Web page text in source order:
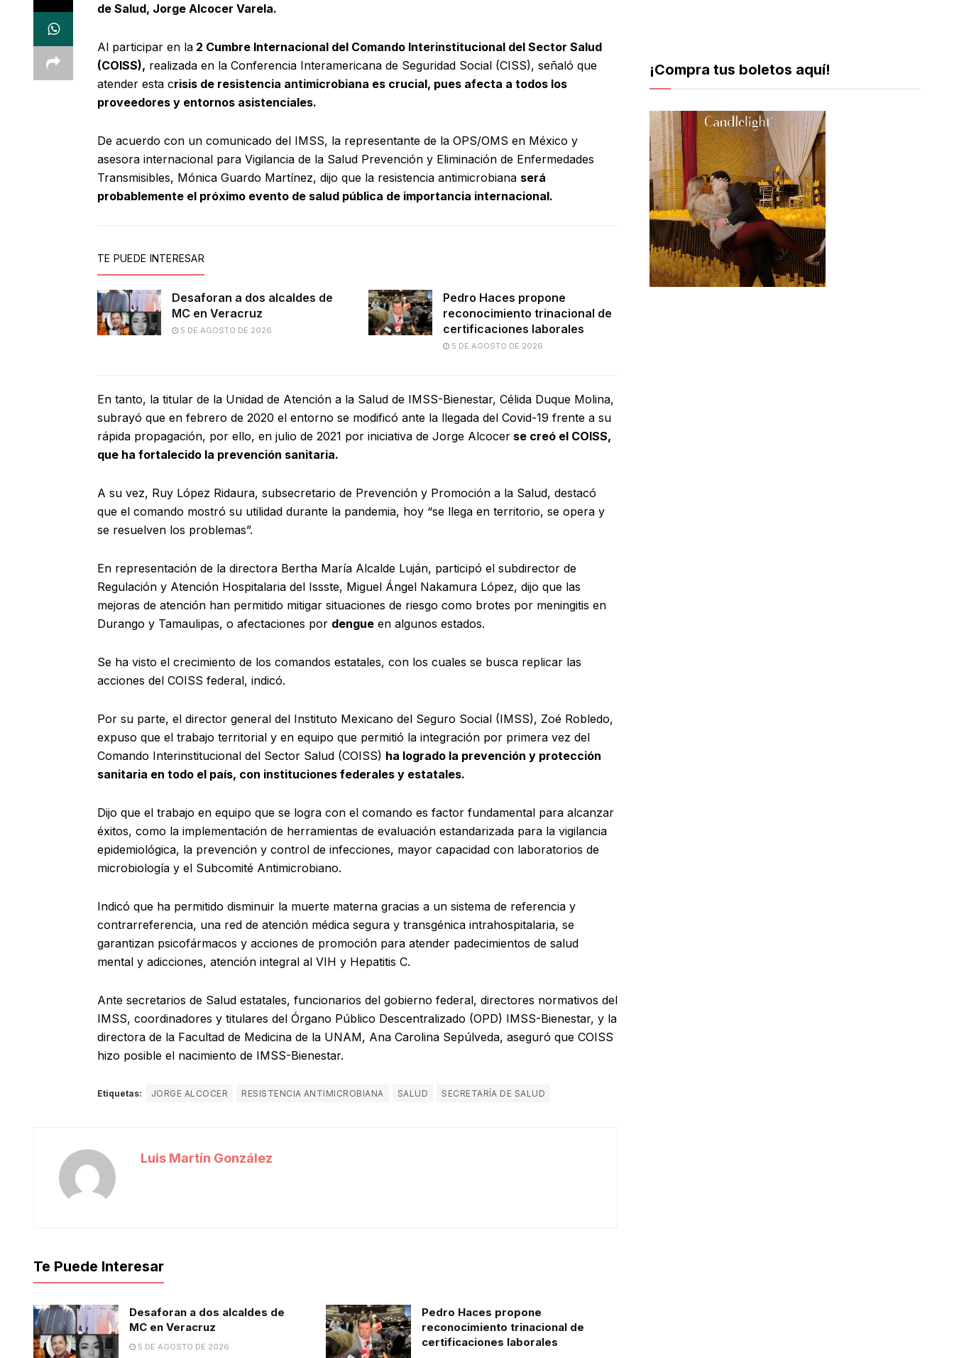
de Salud, Jorge Alcocer Varela.
Al participar en la 2 Cumbre Internacional del Comando Interinstitucional del Sector Salud
(COISS), realizada en la Conferencia Interamericana de Seguridad Social (CISS), señaló que
atender esta crisis de resistencia antimicrobiana es crucial, pues afecta a todos los
proveedores y entornos asistenciales.
De acuerdo con un comunicado del IMSS, la representante de la OPS/OMS en México y
asesora internacional para Vigilancia de la Salud Prevención y Eliminación de Enfermedades
Transmisibles, Mónica Guardo Martínez, dijo que la resistencia antimicrobiana será
probablemente el próximo evento de salud pública de importancia internacional.
TE PUEDE INTERESAR
Desaforan a dos alcaldes de
MC en Veracruz
5 DE AGOSTO DE 2026
Pedro Haces propone
reconocimiento trinacional de
certificaciones laborales
5 DE AGOSTO DE 2026
En tanto, la titular de la Unidad de Atención a la Salud de IMSS-Bienestar, Célida Duque Molina,
subrayó que en febrero de 2020 el entorno se modificó ante la llegada del Covid-19 frente a su
rápida propagación, por ello, en julio de 2021 por iniciativa de Jorge Alcocer se creó el COISS,
que ha fortalecido la prevención sanitaria.
A su vez, Ruy López Ridaura, subsecretario de Prevención y Promoción a la Salud, destacó
que el comando mostró su utilidad durante la pandemia, hoy “se llega en territorio, se opera y
se resuelven los problemas”.
En representación de la directora Bertha María Alcalde Luján, participó el subdirector de
Regulación y Atención Hospitalaria del Issste, Miguel Ángel Nakamura López, dijo que las
mejoras de atención han permitido mitigar situaciones de riesgo como brotes por meningitis en
Durango y Tamaulipas, o afectaciones por dengue en algunos estados.
Se ha visto el crecimiento de los comandos estatales, con los cuales se busca replicar las
acciones del COISS federal, indicó.
Por su parte, el director general del Instituto Mexicano del Seguro Social (IMSS), Zoé Robledo,
expuso que el trabajo territorial y en equipo que permitió la integración por primera vez del
Comando Interinstitucional del Sector Salud (COISS) ha logrado la prevención y protección
sanitaria en todo el país, con instituciones federales y estatales.
Dijo que el trabajo en equipo que se logra con el comando es factor fundamental para alcanzar
éxitos, como la implementación de herramientas de evaluación estandarizada para la vigilancia
epidemiológica, la prevención y control de infecciones, mayor capacidad con laboratorios de
microbiología y el Subcomité Antimicrobiano.
Indicó que ha permitido disminuir la muerte materna gracias a un sistema de referencia y
contrarreferencia, una red de atención médica segura y transgénica intrahospitalaria, se
garantizan psicofármacos y acciones de promoción para atender padecimientos de salud
mental y adicciones, atención integral al VIH y Hepatitis C.
Ante secretarios de Salud estatales, funcionarios del gobierno federal, directores normativos del
IMSS, coordinadores y titulares del Órgano Público Descentralizado (OPD) IMSS-Bienestar, y la
directora de la Facultad de Medicina de la UNAM, Ana Carolina Sepúlveda, aseguró que COISS
hizo posible el nacimiento de IMSS-Bienestar.
Etiquetas: JORGE ALCOCER RESISTENCIA ANTIMICROBIANA SALUD SECRETARÍA DE SALUD
Luis Martín González
Te Puede Interesar
Desaforan a dos alcaldes de
MC en Veracruz
5 DE AGOSTO DE 2026
Pedro Haces propone
reconocimiento trinacional de
certificaciones laborales
¡Compra tus boletos aquí!